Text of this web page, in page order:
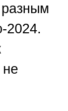
2024.